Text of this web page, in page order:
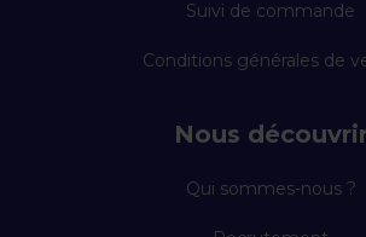
Suivi de commande
Conditions générales de
Nous
Qui sommes-nous ?